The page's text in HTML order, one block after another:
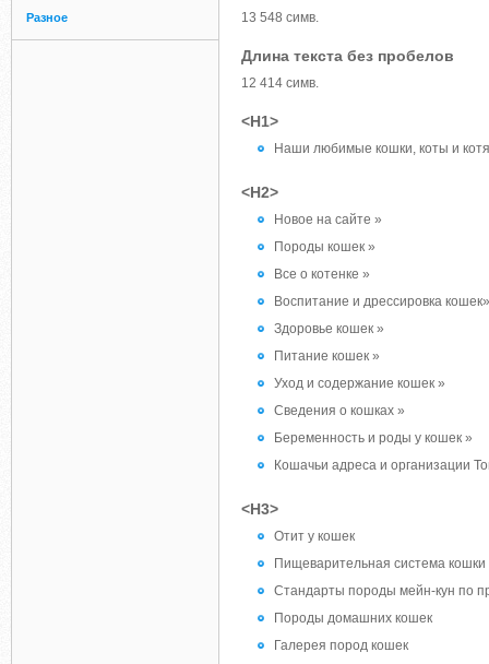
Разное 13 548 симв.
Длина текста без пробелов
12 414 симв.
<H1>
Наши любимые кошки, коты и
<H2>
Новое на сайте »
Породы кошек »
Все о котенке »
Воспитание и дрессировка кошек»
Здоровье кошек »
Питание кошек »
Уход и содержание кошек »
Сведения о кошках »
Беременность и роды у кошек »
Кошачьи адреса и организации
<H3>
Отит у кошек
Пищеварительная система кошки
Стандарты породы мейн-кун по
Породы домашних кошек
Галерея пород кошек